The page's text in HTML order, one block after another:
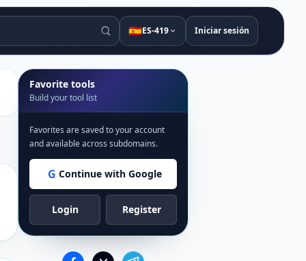
🇪🇸ES-419 Iniciar sesión
Favorite tools
Build your tool list
Favorites are saved to your account
and available across subdomains.
G Continue with Google
Login Register